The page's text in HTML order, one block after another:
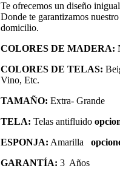
Te ofrecemos un diseño
Donde te garantizamos
domicilio.
COLORES DE MADERA:
COLORES DE TELAS:
Vino, Etc.
TAMAÑO: Extra- Grande
TELA: Telas antifluido
ESPONJA: Amarilla
GARANTÍA: 3 Años